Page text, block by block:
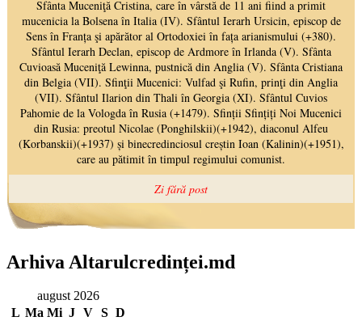
Arhiva Altarulcredinței.md
august 2026
L Ma Mi J V S D